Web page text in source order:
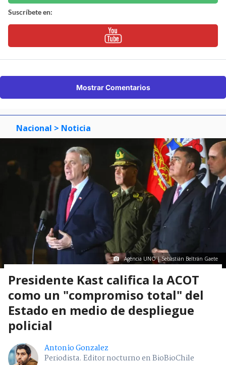
Suscríbete en:
Mostrar Comentarios
Nacional > Noticia
Agencia UNO | Sebastián Beltrán Gaete
Presidente Kast califica la ACOT
como un "compromiso total" del
Estado en medio de despliegue
policial
Antonio Gonzalez
Periodista. Editor nocturno en BioBioChile